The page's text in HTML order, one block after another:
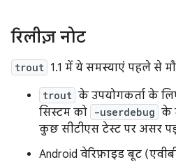
रिलीज़ नोट
trout 1.1 में ये समस्याएं पहले से
trout के उपयोगकर्ता के
सिस्टम को -userdebug के
कुछ सीटीएस टेस्ट पर असर
Android वेरिफ़ाइड बूट